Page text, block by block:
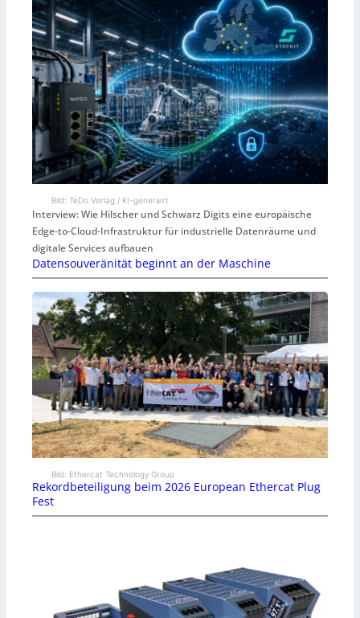
Bild: TeDo Verlag / KI-generiert
Interview: Wie Hilscher und Schwarz Digits eine europäische
Edge-to-Cloud-Infrastruktur für industrielle Datenräume und
digitale Services aufbauen
Datensouveränität beginnt an der Maschine
Bild: Ethercat Technology Group
Rekordbeteiligung beim 2026 European Ethercat Plug
Fest